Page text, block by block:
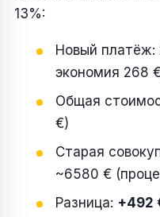
13%:
Новый платёж:
экономия 268
Общая
€)
Старая
~6580 €
Разница: +492